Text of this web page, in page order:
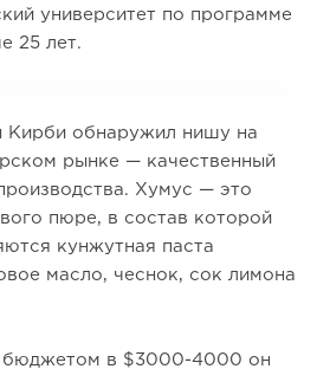
университет по программе
25 лет.
Кирби обнаружил нишу на
рынке — качественный
Хумус — это
пюре, в состав которой
кунжутная паста
масло, чеснок, сок лимона
бюджетом в $3000-4000 он